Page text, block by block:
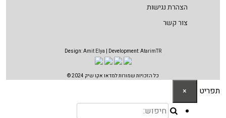
הצהרת נגישות
צור קשר
Design:Amit Elya | Development:AtarimTR
כל הזכויות שמורות למדאו אקו שיק 2024 ©
תפריט ×